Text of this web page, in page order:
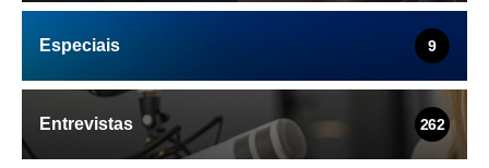
Especiais 9
Entrevistas 262